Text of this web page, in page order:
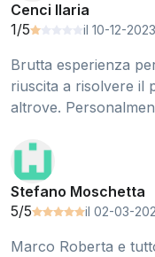
Cenci Ilaria
1/5
il 10-12-2023
Brutta esperienza
riuscita a risolvere il
altrove.
Stefano Moschetta
5/5
il 02-03-
Marco Roberta e